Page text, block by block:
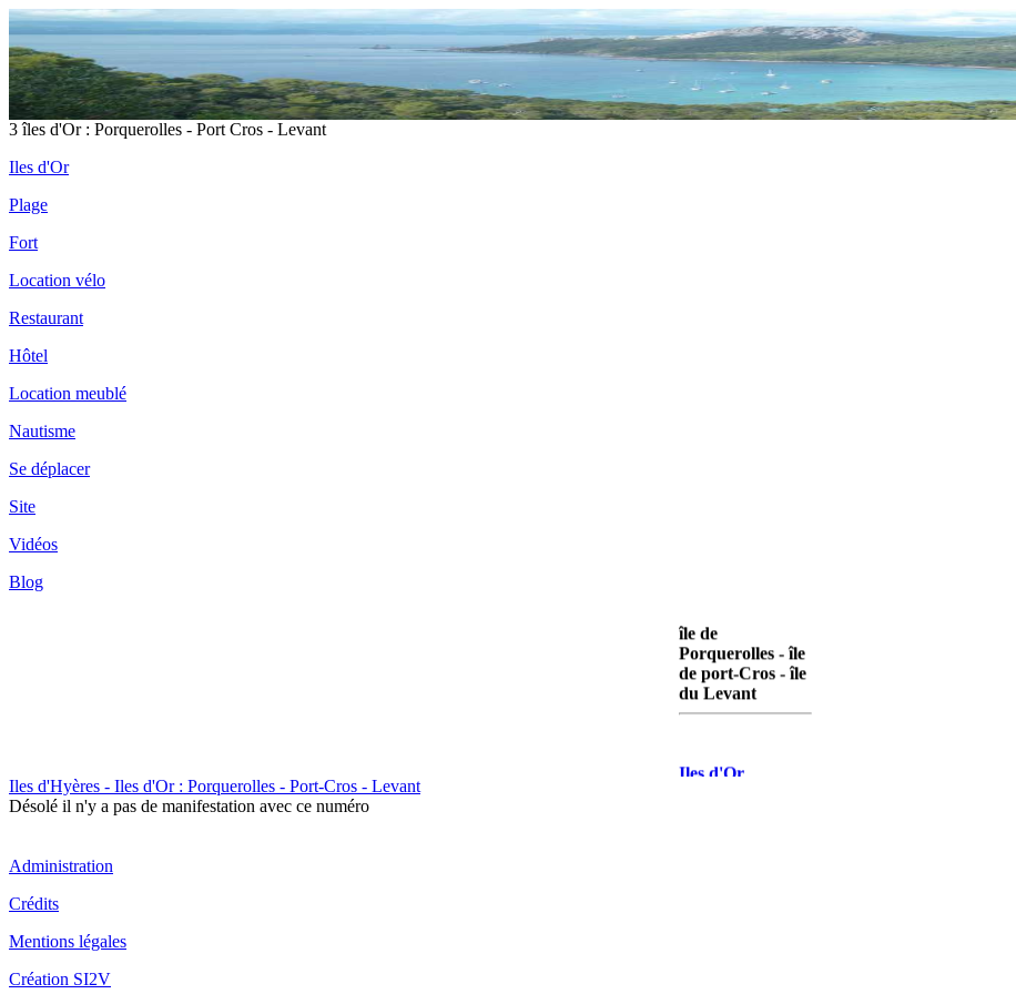
3 îles d'Or : Porquerolles - Port Cros - Levant
Iles d'Or
Plage
Fort
Location vélo
Restaurant
Hôtel
Location meublé
Nautisme
Se déplacer
Site
Vidéos
Blog
île de
Porquerolles - île
de port-Cros - île
du Levant
Iles d'Or
Iles d'Hyères - Iles d'Or : Porquerolles - Port-Cros - Levant
Désolé il n'y a pas de manifestation avec ce numéro
Administration
Crédits
Mentions légales
Création SI2V